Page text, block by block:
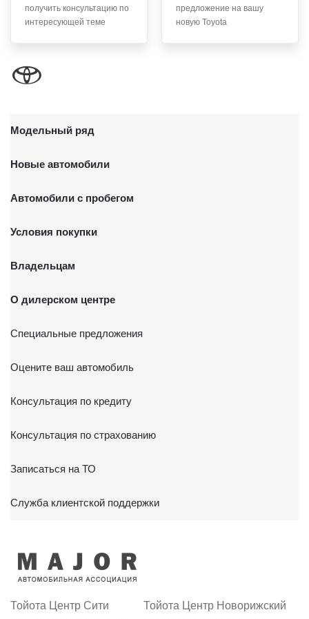
письменного заявления Обществу заказным почтовым
ТПЗ «Алтуфьево», вл. 5, стр. 1.
получить консультацию по
интересующей теме
предложение на вашу
новую Toyota
Модельный ряд
Новые автомобили
Автомобили с пробегом
Условия покупки
Владельцам
О дилерском центре
Специальные предложения
Оцените ваш автомобиль
Консультация по кредиту
Консультация по страхованию
Записаться на ТО
Служба клиентской поддержки
Тойота Центр Сити Тойота Центр Новорижский